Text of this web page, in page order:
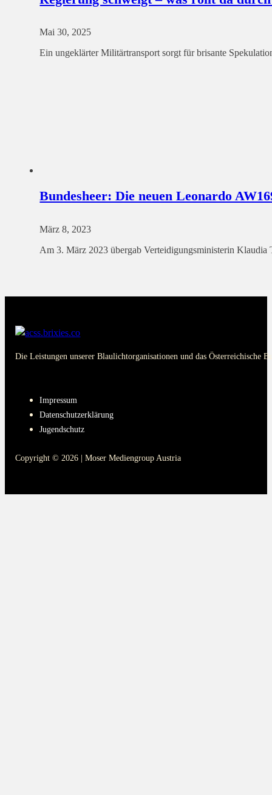
Mai 30, 2025
Ein ungeklärter Militärtransport sorgt für brisante
Bundesheer: Die neuen Leonardo
März 8, 2023
Am 3. März 2023 übergab Verteidigungsministerin
Die Leistungen unserer Blaulichtorganisationen und das Österreichische
Impressum
Datenschutzerklärung
Jugendschutz
Copyright © 2026 | Moser Mediengroup Austria